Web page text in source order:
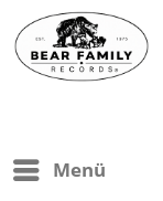
Menü